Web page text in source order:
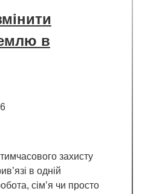
в
захисту
в одній
сім’я чи просто